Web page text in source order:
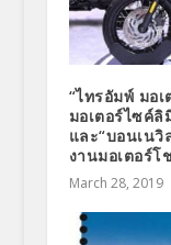
“ไทรอัมพ์ มอ
มอเตอร์ไซค์ลิ
และ“บอนเน
งานมอเตอร์โ
March 28, 2019